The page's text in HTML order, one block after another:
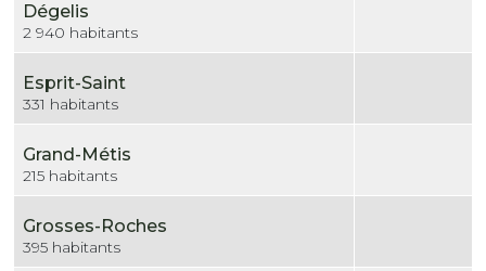
Dégelis
2 940 habitants
Esprit-Saint
331 habitants
Grand-Métis
215 habitants
Grosses-Roches
395 habitants